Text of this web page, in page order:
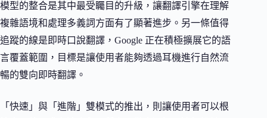
模型的整合是其中最受矚目的升級，讓翻譯引擎在理解
複雜語境和處理多義詞方面有了顯著進步。另一條值得
追蹤的線是即時口說翻譯，Google 正在積極擴展它的語
言覆蓋範圍，目標是讓使用者能夠透過耳機進行自然流
暢的雙向即時翻譯。
「快速」與「進階」雙模式的推出，則讓使用者可以根